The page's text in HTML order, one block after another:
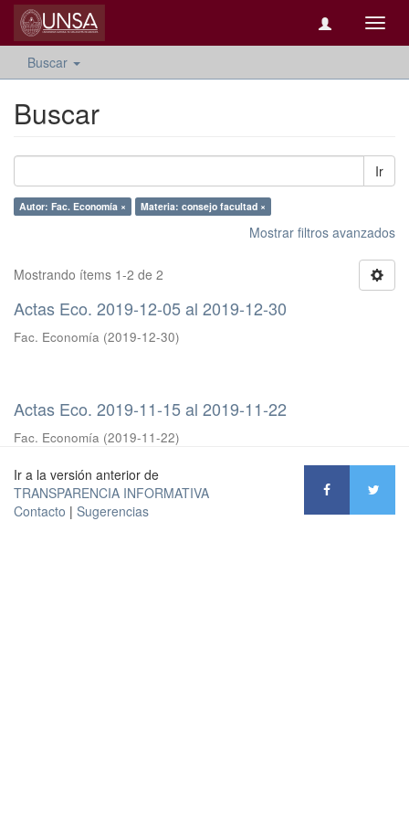
Buscar
Buscar
Ir
Autor: Fac. Economía × Materia: consejo facultad ×
Mostrar filtros avanzados
Mostrando ítems 1-2 de 2
Actas Eco. 2019-12-05 al 2019-12-30
Fac. Economía (2019-12-30)
Actas Eco. 2019-11-15 al 2019-11-22
Fac. Economía (2019-11-22)
Ir a la versión anterior de
TRANSPARENCIA INFORMATIVA
Contacto | Sugerencias